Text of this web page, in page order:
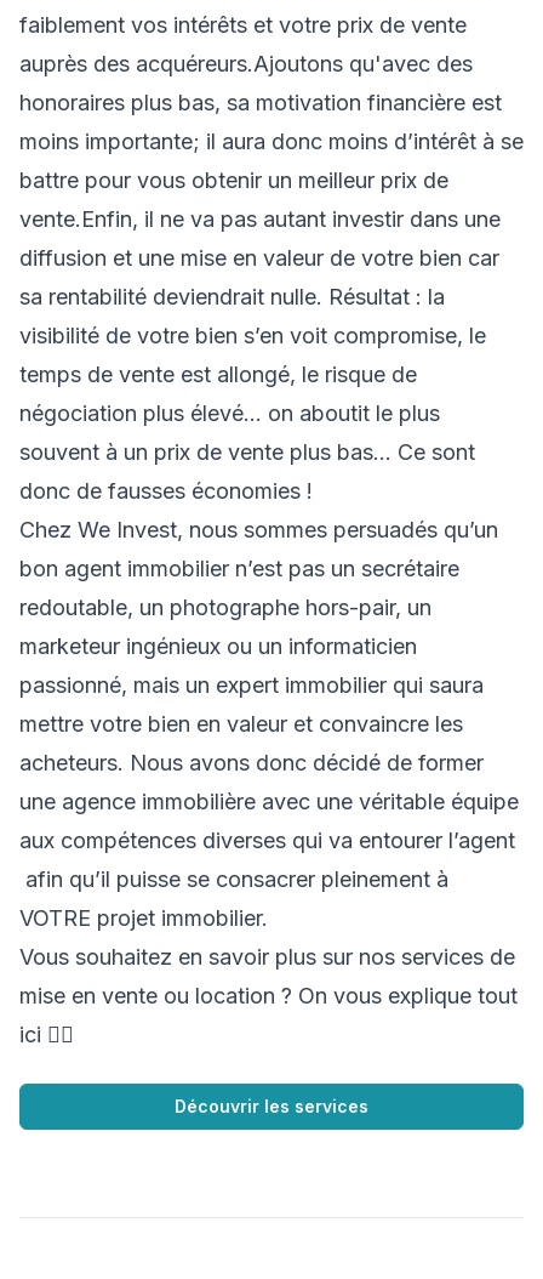
faiblement vos intérêts et votre prix de vente
auprès des acquéreurs.Ajoutons qu'avec des
honoraires plus bas, sa motivation financière est
moins importante; il aura donc moins d’intérêt à se
battre pour vous obtenir un meilleur prix de
vente.Enfin, il ne va pas autant investir dans une
diffusion et une mise en valeur de votre bien car
sa rentabilité deviendrait nulle. Résultat : la
visibilité de votre bien s’en voit compromise, le
temps de vente est allongé, le risque de
négociation plus élevé… on aboutit le plus
souvent à un prix de vente plus bas... Ce sont
donc de fausses économies !
Chez We Invest, nous sommes persuadés qu’un
bon agent immobilier n’est pas un secrétaire
redoutable, un photographe hors-pair, un
marketeur ingénieux ou un informaticien
passionné, mais un expert immobilier qui saura
mettre votre bien en valeur et convaincre les
acheteurs. Nous avons donc décidé de former
une agence immobilière avec une véritable équipe
aux compétences diverses qui va entourer l’agent
afin qu’il puisse se consacrer pleinement à
VOTRE projet immobilier.
Vous souhaitez en savoir plus sur nos services de
mise en vente ou location ? On vous explique tout
ici 👇🏼
Découvrir les services